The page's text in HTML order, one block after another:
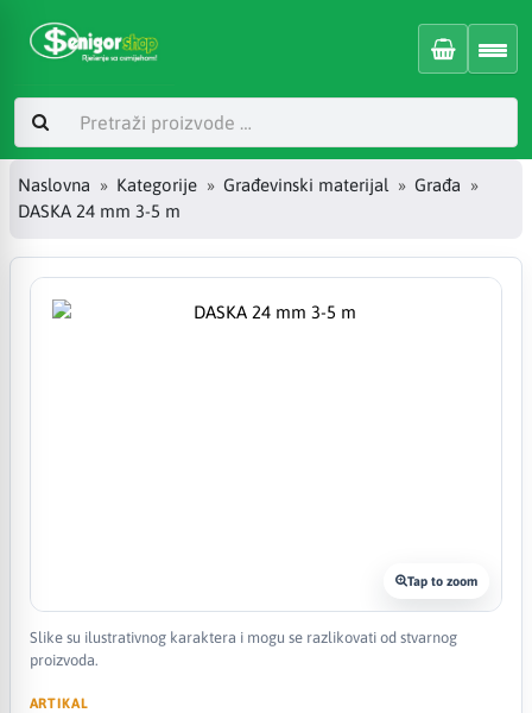
Naslovna Kategorije Građevinski materijal
Građa
DASKA 24 mm 3-5 m
Tap to zoom
Slike su ilustrativnog karaktera i mogu se razlikovati od stvarnog
proizvoda.
ARTIKAL